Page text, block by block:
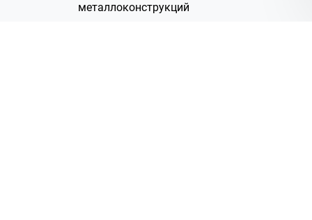
металлоконструкций